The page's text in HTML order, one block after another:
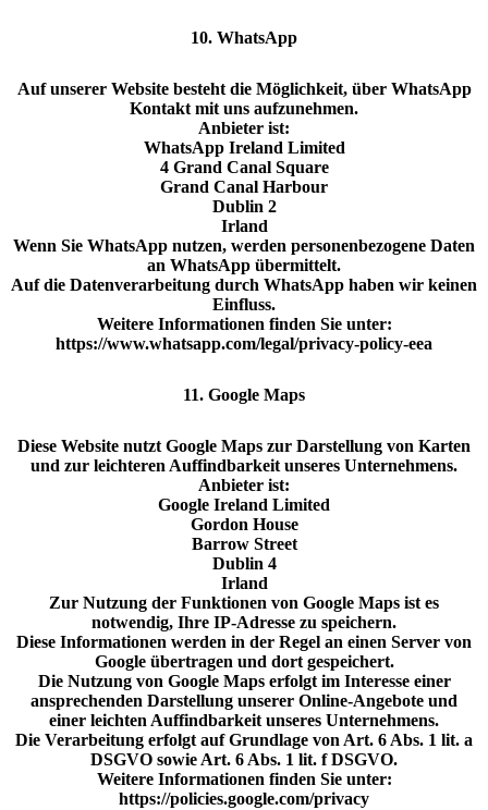
10. WhatsApp
Auf unserer Website besteht die Möglichkeit, über WhatsApp
Kontakt mit uns aufzunehmen.
Anbieter ist:
WhatsApp Ireland Limited
4 Grand Canal Square
Grand Canal Harbour
Dublin 2
Irland
Wenn Sie WhatsApp nutzen, werden personenbezogene Daten
an WhatsApp übermittelt.
Auf die Datenverarbeitung durch WhatsApp haben wir keinen
Einfluss.
Weitere Informationen finden Sie unter:
https://www.whatsapp.com/legal/privacy-policy-eea
11. Google Maps
Diese Website nutzt Google Maps zur Darstellung von Karten
und zur leichteren Auffindbarkeit unseres Unternehmens.
Anbieter ist:
Google Ireland Limited
Gordon House
Barrow Street
Dublin 4
Irland
Zur Nutzung der Funktionen von Google Maps ist es
notwendig, Ihre IP-Adresse zu speichern.
Diese Informationen werden in der Regel an einen Server von
Google übertragen und dort gespeichert.
Die Nutzung von Google Maps erfolgt im Interesse einer
ansprechenden Darstellung unserer Online-Angebote und
einer leichten Auffindbarkeit unseres Unternehmens.
Die Verarbeitung erfolgt auf Grundlage von Art. 6 Abs. 1 lit. a
DSGVO sowie Art. 6 Abs. 1 lit. f DSGVO.
Weitere Informationen finden Sie unter:
https://policies.google.com/privacy